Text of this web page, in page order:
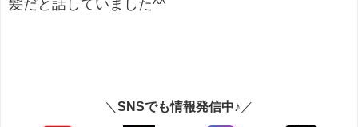
髪だと話していました^^
＼ SNSでも情報発信中♪ ／